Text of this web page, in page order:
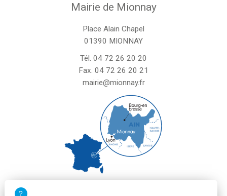
Mairie de Mionnay
Place Alain Chapel
01390 MIONNAY
Tél. 04 72 26 20 20
Fax. 04 72 26 20 21
mairie@mionnay.fr